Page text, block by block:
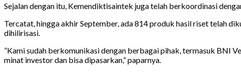
Sejalan dengan itu, Kemendiktisaintek juga telah berkoordinasi
Tercatat, hingga akhir September, ada 814 produk hasil riset telah
dihilirisasi.
”Kami sudah berkomunikasi dengan berbagai pihak, termasuk BNI
minat investor dan bisa dipasarkan,” paparnya.